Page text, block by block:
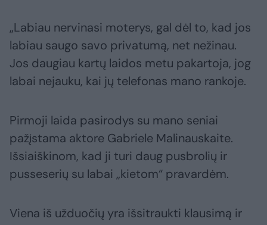
„Labiau nervinasi moterys, gal dėl to, kad jos
labiau saugo savo privatumą, net nežinau.
Jos daugiau kartų laidos metu pakartoja, jog
labai nejauku, kai jų telefonas mano rankoje.
Pirmoji laida pasirodys su mano seniai
pažįstama aktore Gabriele Malinauskaite.
Išsiaiškinom, kad ji turi daug pusbrolių ir
pusseserių su labai „kietom“ pravardėm.
Viena iš užduočių yra išsitraukti klausimą ir